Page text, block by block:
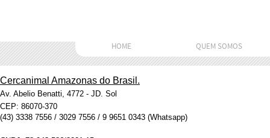
HOME QUEM SOMOS
Cercanimal Amazonas do Brasil.
Av. Abelio Benatti, 4772 - JD. Sol
CEP: 86070-370
(43) 3338 7556 / 3029 7556 / 9 9651 0343 (Whatsapp)